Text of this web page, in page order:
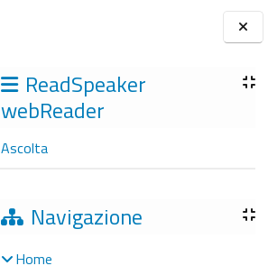
Blocchi
ReadSpeaker
webReader
Ascolta
Navigazione
Home